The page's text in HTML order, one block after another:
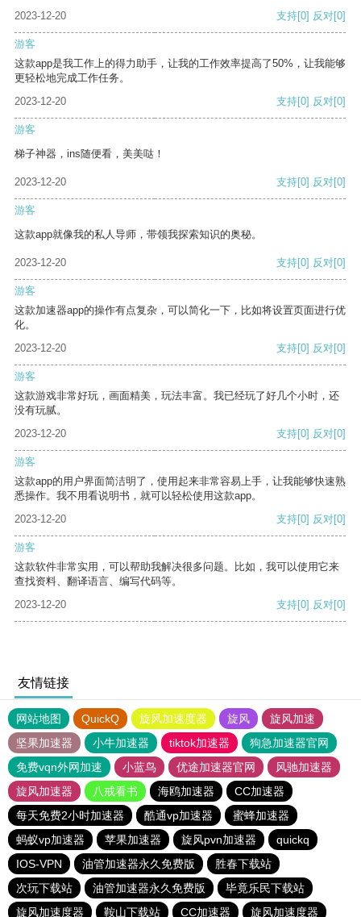
2023-12-20 支持[0] 反对[0]
游客
这款app是我工作上的得力助手，让我的工作效率提高了50%，让我能够
更轻松地完成工作任务。
2023-12-20
支持[0] 反对[0]
游客
梯子神器，ins随便看，美美哒！
2023-12-20 支持[0] 反对[0]
游客
这款app就像我的私人导师，带领我探索知识的奥秘。
2023-12-20 支持[0] 反对[0]
游客
这款加速器app的操作有点复杂，可以简化一下，比如将设置页面进行优
化。
2023-12-20
支持[0] 反对[0]
游客
这款游戏非常好玩，画面精美，玩法丰富。我已经玩了好几个小时，还
没有玩腻。
2023-12-20
支持[0] 反对[0]
游客
这款app的用户界面简洁明了，使用起来非常容易上手，让我能够快速熟
悉操作。我不用看说明书，就可以轻松使用这款app。
2023-12-20
支持[0] 反对[0]
游客
这款软件非常实用，可以帮助我解决很多问题。比如，我可以使用它来
查找资料、翻译语言、编写代码等。
2023-12-20
支持[0] 反对[0]
友情链接
网站地图 QuickQ 旋风加速度器 旋风
旋风加速
坚果加速器
小牛加速器 tiktok加速器
狗急加速器官网
免费vqn外网加速
小蓝鸟 优途加速器官网
风驰加速器
旋风加速器
八戒看书 海鸥加速器
CC加速器
每天免费2小时加速器
酷通vp加速器
蜜蜂加速器
蚂蚁vp加速器
苹果加速器 旋风pvn加速器
quickq
IOS-VPN
油管加速器永久免费版
胜春下载站
次玩下载站
油管加速器永久免费版
毕竟乐民下载站
旋风加速度器
鞍山下载站 CC加速器 旋风加速度器